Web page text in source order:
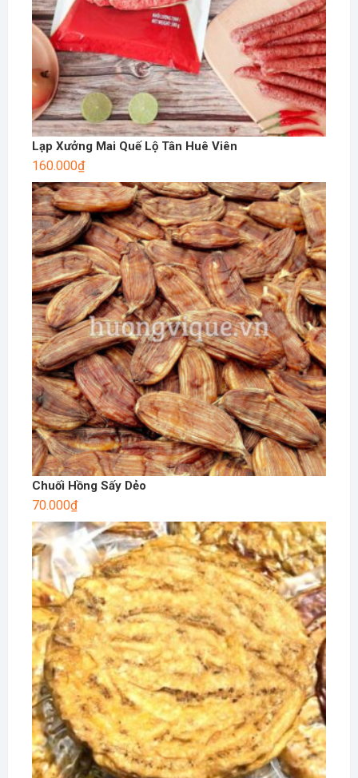
Lạp Xưởng Mai Quế Lộ Tân Huê Viên
160.000₫
Chuối Hồng Sấy Dẻo
70.000₫